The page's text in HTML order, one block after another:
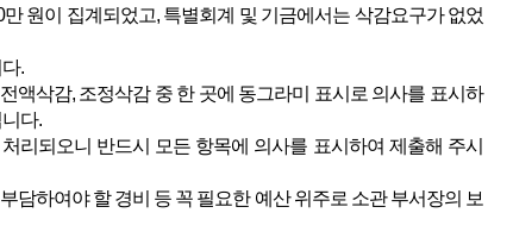
원이 집계되었고, 특별회계 및 기금에서는 삭감요구가 없었
.
액삭감, 조정삭감 중 한 곳에 동그라미 표시로 의사를 표시하
다.
리되오니 반드시 모든 항목에 의사를 표시하여 제출해 주시
담하여야 할 경비 등 꼭 필요한 예산 위주로 소관 부서장의 보